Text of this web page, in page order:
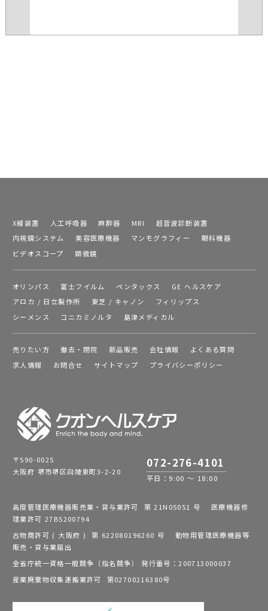
X線装置 人工呼吸器 麻酔器 MRI
超音波診断装置
内視鏡システム
美容医療機器 マンモグラフィー
眼科機器
ビデオスコープ
顕微鏡
オリンパス 富士フイルム ペンタックス
GE ヘルスケア
アロカ / 日立製作所
東芝 / キャノン
フィリップス
シーメンス
コニカミノルタ 島津メディカル
売りたい方 撤去・閉院 新品販売 会社情報
よくある質問
求人情報
お問合せ サイトマップ プライバシーポリシー
〒590-0025
大阪府 堺市堺区向陵東町3-2-20
072-276-4101
平日：9:00 ～ 18:00
高度管理医療機器販売業・貸与業許可 第 21N05051 号 医療機器修
理業許可 27BS200794
古物商許可 ( 大阪府 ) 第 622080196260 号 動物用管理医療機器等
販売・貸与業届出
全省庁統一資格一般競争（指名競争） 発行番号：200713000037
産業廃棄物収集運搬業許可 第02700216380号